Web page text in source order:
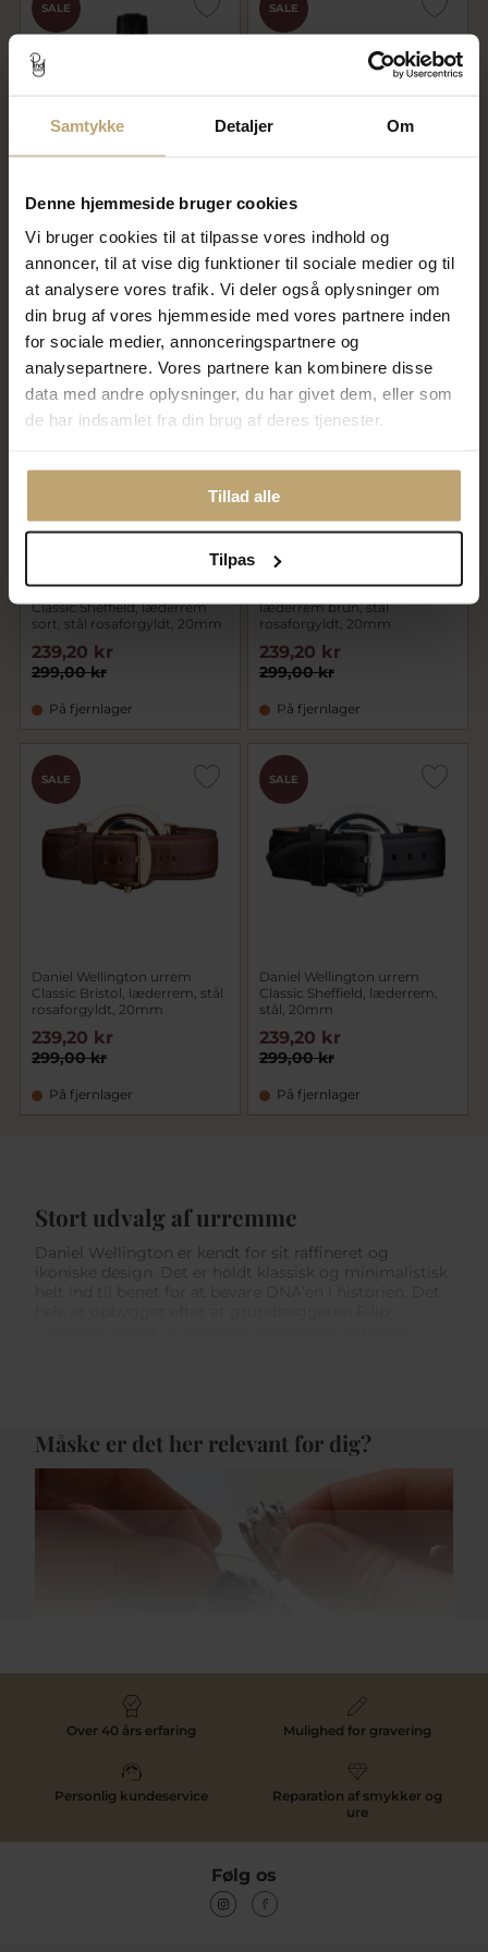
Samtykke Detaljer Om
Denne hjemmeside bruger cookies
Vi bruger cookies til at tilpasse vores indhold og
annoncer, til at vise dig funktioner til sociale medier og til
at analysere vores trafik. Vi deler også oplysninger om
din brug af vores hjemmeside med vores partnere inden
for sociale medier, annonceringspartnere og
analysepartnere. Vores partnere kan kombinere disse
data med andre oplysninger, du har givet dem, eller som
de har indsamlet fra din brug af deres tjenester.
Tillad alle
Tilpas
SALE
Daniel Wellington Classic
mm stål
299,00 kr
239,20 kr
På fjernlager
SALE
Daniel Wellington Petite St.
forgyldt stål
299,00 kr
239,20 kr
På lager
SALE
Daniel Wellington urrem
Classic Sheffield, læderrem
sort, stål rosaforgyldt, 20mm
299,00 kr
239,20 kr
På fjernlager
SALE
Daniel Wellington, St. Mawes,
læderrem brun, stål
rosaforgyldt, 20mm
299,00 kr
239,20 kr
På fjernlager
SALE
Daniel Wellington urrem
Classic Bristol, læderrem, stål
rosaforgyldt, 20mm
299,00 kr
239,20 kr
På fjernlager
SALE
Daniel Wellington urrem
Classic Sheffield, læderrem,
stål, 20mm
299,00 kr
239,20 kr
På fjernlager
Stort udvalg af urremme
Daniel Wellington er kendt for sit raffineret og
ikoniske design. Det er holdt klassisk og minimalistisk
minimalistiske. Den filosofi er i dag designet ind i
urene, så selve urskiven holder sit design, men uret er
skabt til at kunne udskiftes på remmen. Det giver et
utal af muligheder at kunne tilpasse og tilrette sin
Vælg imellem stof, læder og rustfrit stål urrem
Har man anskaffet sig et Daniel Wellington ur men
Måske er det her relevant for dig?
Over 40 års erfaring Mulighed for gravering
Personlig kundeservice
Reparation af smykker og
ure
Følg os